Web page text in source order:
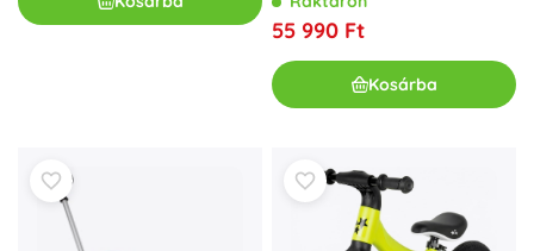
55 990 Ft
Kosárba